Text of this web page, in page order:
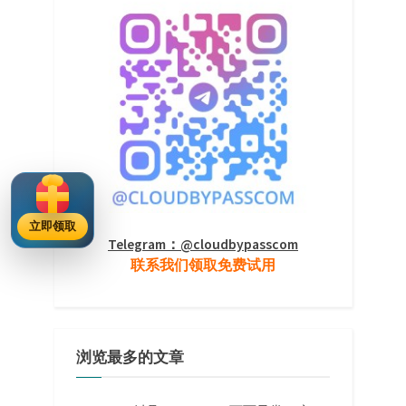
Telegram：@cloudbypasscom
联系我们领取免费试用
浏览最多的文章
立即领取